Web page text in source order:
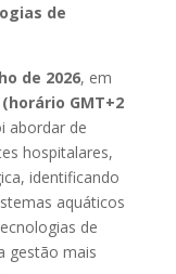
de
de 2026, em
(horário GMT+2
abordar de
hospitalares,
identificando
aquáticos
de
gestão mais